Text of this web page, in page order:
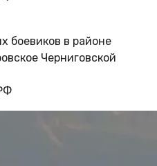
боевиков в районе
Черниговской